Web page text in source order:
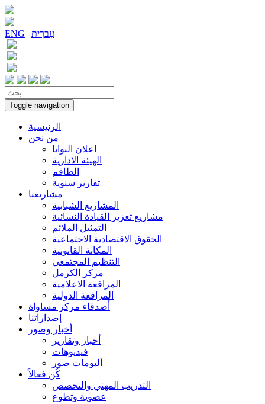
ENG | עִברִית
Toggle navigation
الرئيسية
من نحن
اعلان النوايا
الهيئة الادارية
الطاقم
تقارير سنوية
مشاريعنا
المشاريع الشبابية
مشاريع تعزيز القيادة النسائية
التمثيل الملائم
الحقوق الاقتصادية الاجتماعية
المكانة القانونية
التنظيم المجتمعي
مركز الكرمل
المرافعة الاعلامية
المرافعة الدولية
أصدقاء مركز مساواة
إصداراتنا
أخبار وصور
أخبار وتقارير
فيديوهات
ألبومات صور
كُن فعالاً
التدريب المهني والتخصص
عضوية وتطوع